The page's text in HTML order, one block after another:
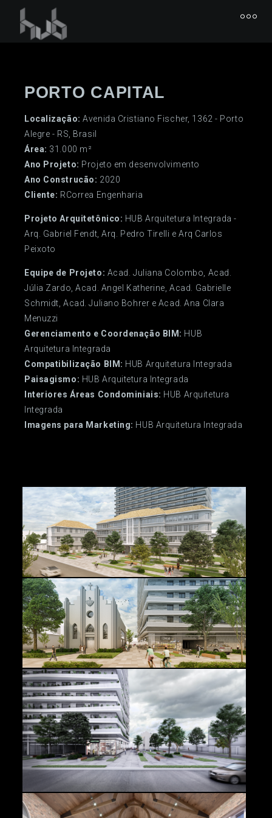
PORTO CAPITAL
Localização: Avenida Cristiano Fischer, 1362 - Porto
Alegre - RS, Brasil
Área: 31.000 m²
Ano Projeto: Projeto em desenvolvimento
Ano Construcão: 2020
Cliente: RCorrea Engenharia
Projeto Arquitetônico: HUB Arquitetura Integrada -
Arq. Gabriel Fendt, Arq. Pedro Tirelli e Arq Carlos
Peixoto
Equipe de Projeto: Acad. Juliana Colombo, Acad.
Júlia Zardo, Acad. Angel Katherine, Acad. Gabrielle
Schmidt, Acad. Juliano Bohrer e Acad. Ana Clara
Menuzzi
Gerenciamento e Coordenação BIM: HUB
Arquitetura Integrada
Compatibilização BIM: HUB Arquitetura Integrada
Paisagismo: HUB Arquitetura Integrada
Interiores Áreas Condominiais: HUB Arquitetura
Integrada
Imagens para Marketing: HUB Arquitetura Integrada